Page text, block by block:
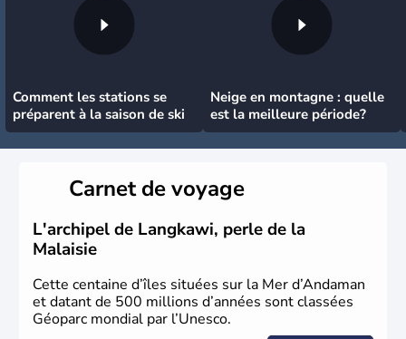
Comment les stations se
préparent à la saison de ski
Neige en montagne : quelle
est la meilleure période?
Carnet de voyage
L'archipel de Langkawi, perle de la
Malaisie
Cette centaine d’îles situées sur la Mer d’Andaman
et datant de 500 millions d’années sont classées
Géoparc mondial par l’Unesco.